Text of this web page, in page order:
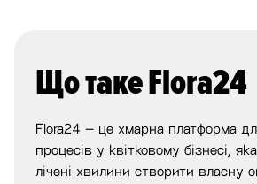
Що таке Flora24
Flora24 – це хмарна платформа
процесів у квітковому бізнесі,
лічені хвилини створити власну